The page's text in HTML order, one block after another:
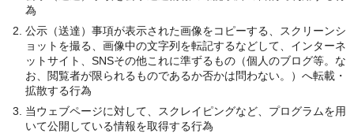
為
公示（送達）事項が表示された画像をコピーする、スクリーンシ
ョットを撮る、画像中の文字列を転記するなどして、インターネ
ットサイト、SNSその他これに準ずるもの（個人のブログ等。な
お、閲覧者が限られるものであるか否かは問わない。）へ転載・
拡散する行為
当ウェブページに対して、スクレイピングなど、プログラムを用
いて公開している情報を取得する行為